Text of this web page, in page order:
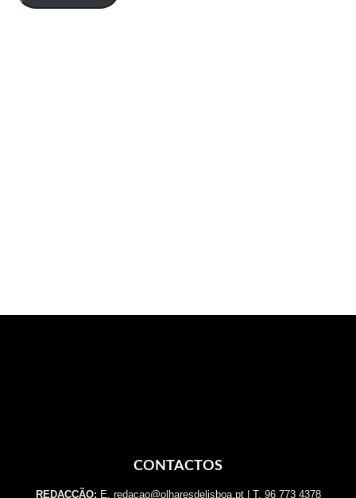
CONTACTOS
REDACÇÃO: E. redacao@olharesdelisboa.pt | T. 96 773 4378